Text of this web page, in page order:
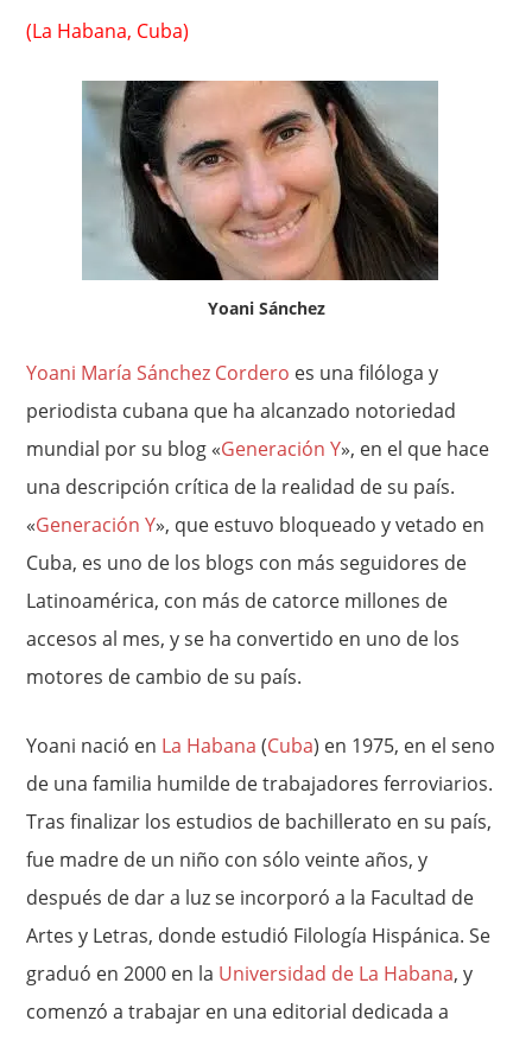
(La Habana, Cuba)
Yoani Sánchez
Yoani María Sánchez Cordero es una filóloga y
periodista cubana que ha alcanzado notoriedad
mundial por su blog «Generación Y», en el que hace
una descripción crítica de la realidad de su país.
«Generación Y», que estuvo bloqueado y vetado en
Cuba, es uno de los blogs con más seguidores de
Latinoamérica, con más de catorce millones de
accesos al mes, y se ha convertido en uno de los
motores de cambio de su país.
Yoani nació en La Habana (Cuba) en 1975, en el seno
de una familia humilde de trabajadores ferroviarios.
Tras finalizar los estudios de bachillerato en su país,
fue madre de un niño con sólo veinte años, y
después de dar a luz se incorporó a la Facultad de
Artes y Letras, donde estudió Filología Hispánica. Se
graduó en 2000 en la Universidad de La Habana, y
comenzó a trabajar en una editorial dedicada a